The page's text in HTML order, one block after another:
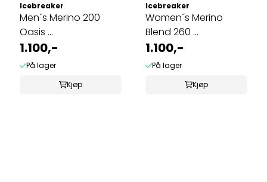
Icebreaker
Men´s Merino 200
Oasis ...
1.100,-
På lager
Kjøp
Icebreaker
Women´s Merino
Blend 260 ...
1.100,-
På lager
Kjøp